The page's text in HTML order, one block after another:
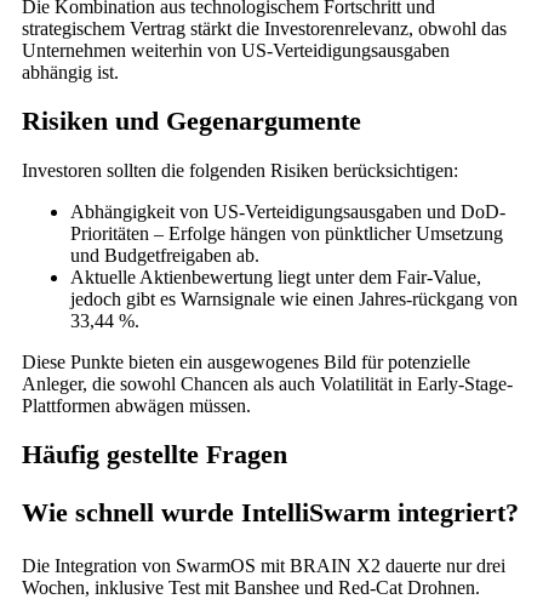
Die Kombination aus technologischem Fortschritt und
strategischem Vertrag stärkt die Investorenrelevanz, obwohl das
Unternehmen weiterhin von US-Verteidigungsausgaben
abhängig ist.
Risiken und Gegenargumente
Investoren sollten die folgenden Risiken berücksichtigen:
Abhängigkeit von US-Verteidigungsausgaben und DoD-
Prioritäten – Erfolge hängen von pünktlicher Umsetzung
und Budgetfreigaben ab.
Aktuelle Aktienbewertung liegt unter dem Fair-Value,
jedoch gibt es Warnsignale wie einen Jahres-rückgang von
33,44 %.
Diese Punkte bieten ein ausgewogenes Bild für potenzielle
Anleger, die sowohl Chancen als auch Volatilität in Early-Stage-
Plattformen abwägen müssen.
Häufig gestellte Fragen
Wie schnell wurde IntelliSwarm integriert?
Die Integration von SwarmOS mit BRAIN X2 dauerte nur drei
Wochen, inklusive Test mit Banshee und Red-Cat Drohnen.